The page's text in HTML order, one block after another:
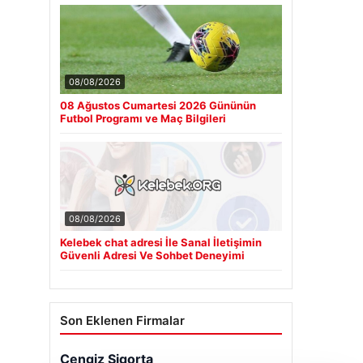
08/08/2026
08 Ağustos Cumartesi 2026 Gününün
Futbol Programı ve Maç Bilgileri
08/08/2026
Kelebek chat adresi İle Sanal İletişimin
Güvenli Adresi Ve Sohbet Deneyimi
Son Eklenen Firmalar
Cengiz Sigorta